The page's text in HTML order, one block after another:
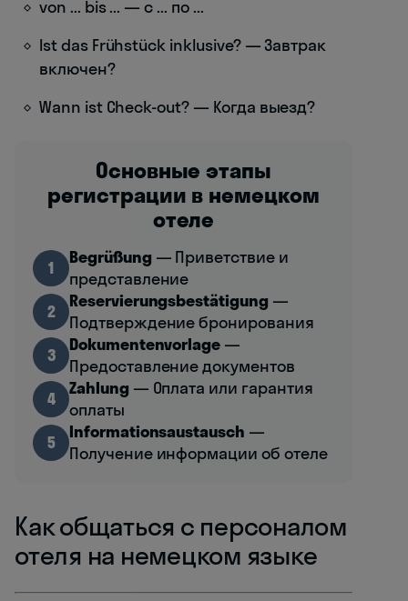
von ... bis ... — с ... по ...
Ist das Frühstück inklusive? — Завтрак
включен?
Wann ist Check-out? — Когда выезд?
Основные этапы
регистрации в немецком
отеле
1
Begrüßung — Приветствие и
представление
2
Reservierungsbestätigung —
Подтверждение бронирования
3
Dokumentenvorlage —
Предоставление документов
4
Zahlung — Оплата или гарантия
оплаты
5
Informationsaustausch —
Получение информации об отеле
Как общаться с персоналом
отеля на немецком языке